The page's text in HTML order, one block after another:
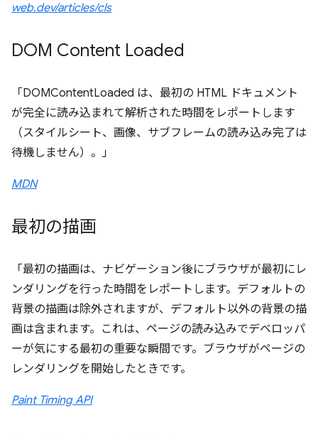
web.dev/articles/cls
DOM Content Loaded
「DOMContentLoaded は、最初の HTML ドキュメント
が完全に読み込まれて解析された時間をレポートします
（スタイルシート、画像、サブフレームの読み込み完了は
待機しません）。」
MDN
最初の描画
「最初の描画は、ナビゲーション後にブラウザが最初にレ
ンダリングを行った時間をレポートします。デフォルトの
背景の描画は除外されますが、デフォルト以外の背景の描
画は含まれます。これは、ページの読み込みでデベロッパ
ーが気にする最初の重要な瞬間です。ブラウザがページの
レンダリングを開始したときです。
Paint Timing API